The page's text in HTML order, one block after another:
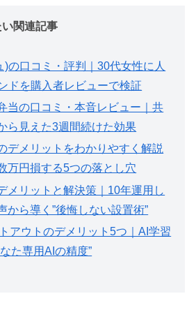
関連記事
)の口コミ・評判｜30代女性に人
ドを購入者レビューで検証
当の口コミ・本音レビュー｜共
ら見えた3週間続けた効果
デメリットをわかりやすく解説
万円損する5つの落とし穴
メリットと解決策｜10年運用し
から導く”後悔しない設置術”
アウトのデメリット5つ｜AI学習
た専用AIの精度”